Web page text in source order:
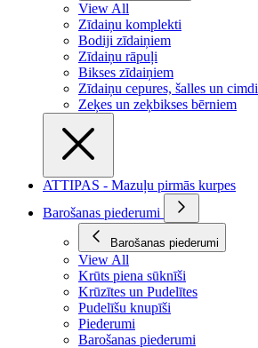
View All
Zīdaiņu komplekti
Bodiji zīdaiņiem
Zīdaiņu rāpuļi
Bikses zīdaiņiem
Zīdaiņu cepures, šalles un cimdi
Zeķes un zeķbikses bērniem
ATTIPAS - Mazuļu pirmās kurpes
Barošanas piederumi
Barošanas piederumi
View All
Krūts piena sūknīši
Krūzītes un Pudelītes
Pudelīšu knupīši
Piederumi
Barošanas piederumi